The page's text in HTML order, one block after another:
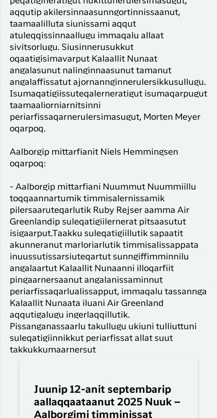
aqqutip akilersinnaasunngortinnissaanut,
taamaalilluta siunissami aqqut
atuleqqissinnaallugu immaqalu allaat
sivitsorlugu. Siusinnerusukkut
oqaatigisimavarput Kalaallit Nunaat
angalasunut nalinginnaasunut tamanut
angalaffissatut ajornannginnerulersikkusullugu.
Isumaqatigiissuteqalerneratigut isumaqarpugut
taamaaliorniarnitsinni
periarfissaqarnerulersimasugut, Morten Meyer
oqarpoq.
Aalborgip mittarfianit Niels Hemmingsen
oqarpoq:
- Aalborgip mittarfiani Nuummut Nuummiillu
toqqaannartumik timmisalernissamik
pilersaaruteqarlutik Ruby Rejser aamma Air
Greenlandip suleqatigiilernerat pitsaasutut
isigaarput.Taakku suleqatigiillutik sapaatit
akunneranut marloriarlutik timmisalissappata
inuussutissarsiuteqartut sunngiffimminnilu
angalaartut Kalaallit Nunaanni illoqarfiit
pingaarnersaanut angalanissaminnut
periarfissaqarlualissapput, immaqalu tassannga
Kalaallit Nunaata iluani Air Greenland
aqqutigalugu ingerlaqqillutik.
Pissanganassaarlu takullugu ukiuni tulliuttuni
suleqatigiinnikkut periarfissat allat suut
takkukkumaarnersut
Juunip 12-anit septembarip
aallaqqaataanut 2025 Nuuk –
Aalborgimi timminissat